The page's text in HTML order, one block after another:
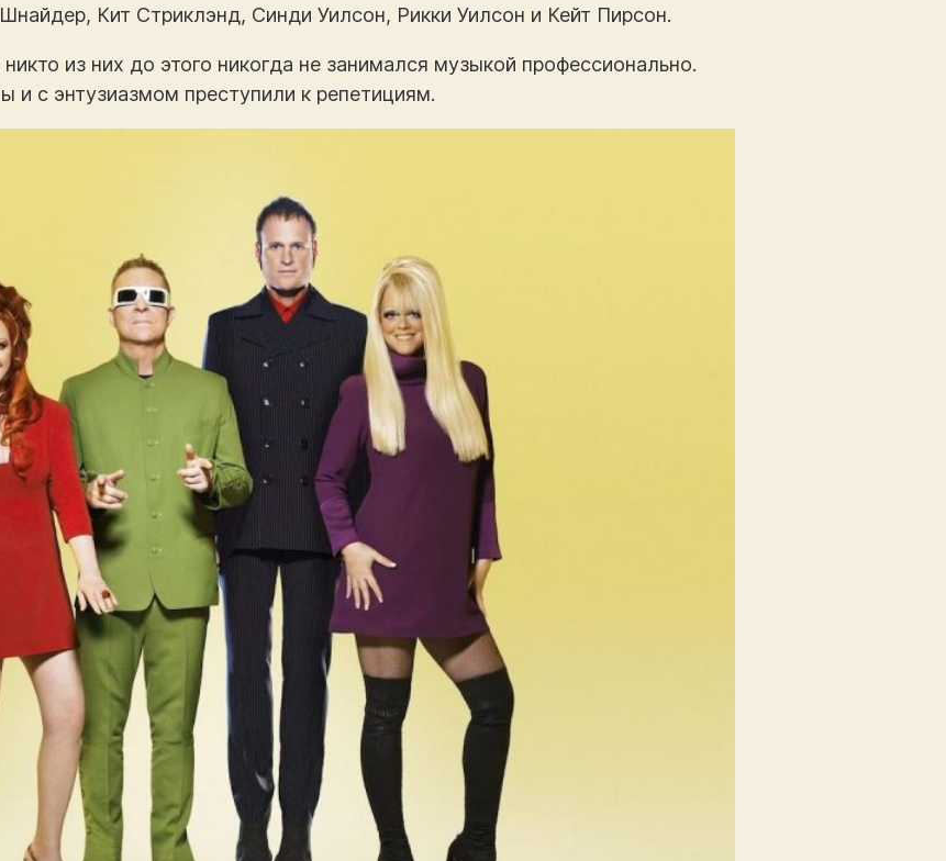
Кит Стриклэнд, Синди Уилсон, Рикки Уилсон и Кейт Пирсон.
из них до этого никогда не занимался музыкой профессионально.
и с энтузиазмом преступили к репетициям.